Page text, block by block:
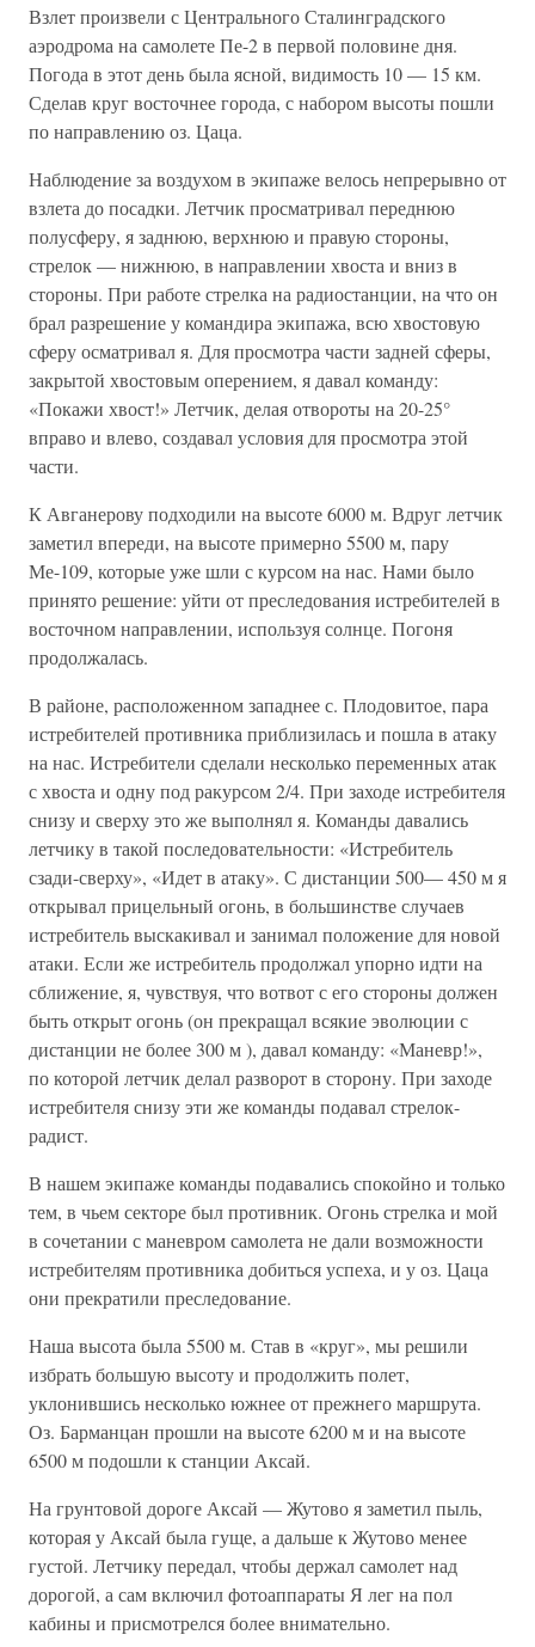
Взлет произвели с Центрального Сталинградского
аэродрома на самолете Пе-2 в первой половине дня.
Погода в этот день была ясной, видимость 10 — 15 км.
Сделав круг восточнее города, с набором высоты пошли
по направлению оз. Цаца.
Наблюдение за воздухом в экипаже велось непрерывно от
взлета до посадки. Летчик просматривал переднюю
полусферу, я заднюю, верхнюю и правую стороны,
стрелок — нижнюю, в направлении хвоста и вниз в
стороны. При работе стрелка на радиостанции, на что он
брал разрешение у командира экипажа, всю хвостовую
сферу осматривал я. Для просмотра части задней сферы,
закрытой хвостовым оперением, я давал команду:
«Покажи хвост!» Летчик, делая отвороты на 20-25°
вправо и влево, создавал условия для просмотра этой
части.
К Авганерову подходили на высоте 6000 м. Вдруг летчик
заметил впереди, на высоте примерно 5500 м, пару
Ме-109, которые уже шли с курсом на нас. Нами было
принято решение: уйти от преследования истребителей в
восточном направлении, используя солнце. Погоня
продолжалась.
В районе, расположенном западнее с. Плодовитое, пара
истребителей противника приблизилась и пошла в атаку
на нас. Истребители сделали несколько переменных атак
с хвоста и одну под ракурсом 2/4. При заходе истребителя
снизу и сверху это же выполнял я. Команды давались
летчику в такой последовательности: «Истребитель
сзади-сверху», «Идет в атаку». С дистанции 500— 450 м я
открывал прицельный огонь, в большинстве случаев
истребитель выскакивал и занимал положение для новой
атаки. Если же истребитель продолжал упорно идти на
сближение, я, чувствуя, что вотвот с его стороны должен
быть открыт огонь (он прекращал всякие эволюции с
дистанции не более 300 м ), давал команду: «Маневр!»,
по которой летчик делал разворот в сторону. При заходе
истребителя снизу эти же команды подавал стрелок-
радист.
В нашем экипаже команды подавались спокойно и только
тем, в чьем секторе был противник. Огонь стрелка и мой
в сочетании с маневром самолета не дали возможности
истребителям противника добиться успеха, и у оз. Цаца
они прекратили преследование.
Наша высота была 5500 м. Став в «круг», мы решили
избрать большую высоту и продолжить полет,
уклонившись несколько южнее от прежнего маршрута.
Оз. Барманцан прошли на высоте 6200 м и на высоте
6500 м подошли к станции Аксай.
На грунтовой дороге Аксай — Жутово я заметил пыль,
которая у Аксай была гуще, а дальше к Жутово менее
густой. Летчику передал, чтобы держал самолет над
дорогой, а сам включил фотоаппараты Я лег на пол
кабины и присмотрелся более внимательно.